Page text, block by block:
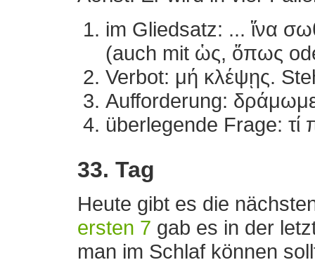
im Gliedsatz: ... ἵνα
(auch mit ὡς, ὅπως
Verbot: μή κλέψῃς.
Aufforderung:
überlegende Frage: τί
33. Tag
Heute gibt es die
ersten 7 gab es in der
man im Schlaf können